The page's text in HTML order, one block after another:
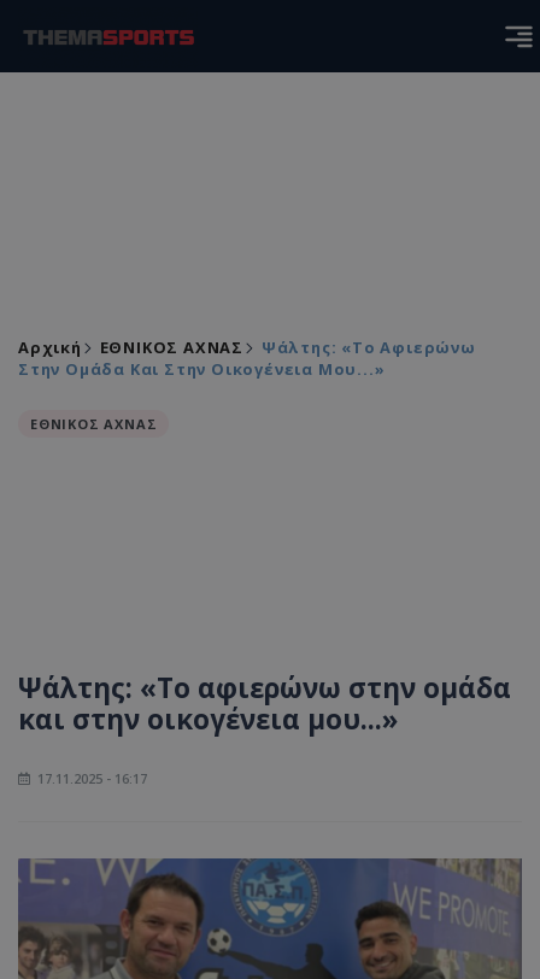
Αρχική ΕΘΝΙΚΟΣ ΑΧΝΑΣ
Ψάλτης: «Το Αφιερώνω
Στην Ομάδα Και Στην Οικογένεια Μου...»
ΕΘΝΙΚΟΣ ΑΧΝΑΣ
Ψάλτης: «Το αφιερώνω στην ομάδα
και στην οικογένεια μου...»
17.11.2025 - 16:17